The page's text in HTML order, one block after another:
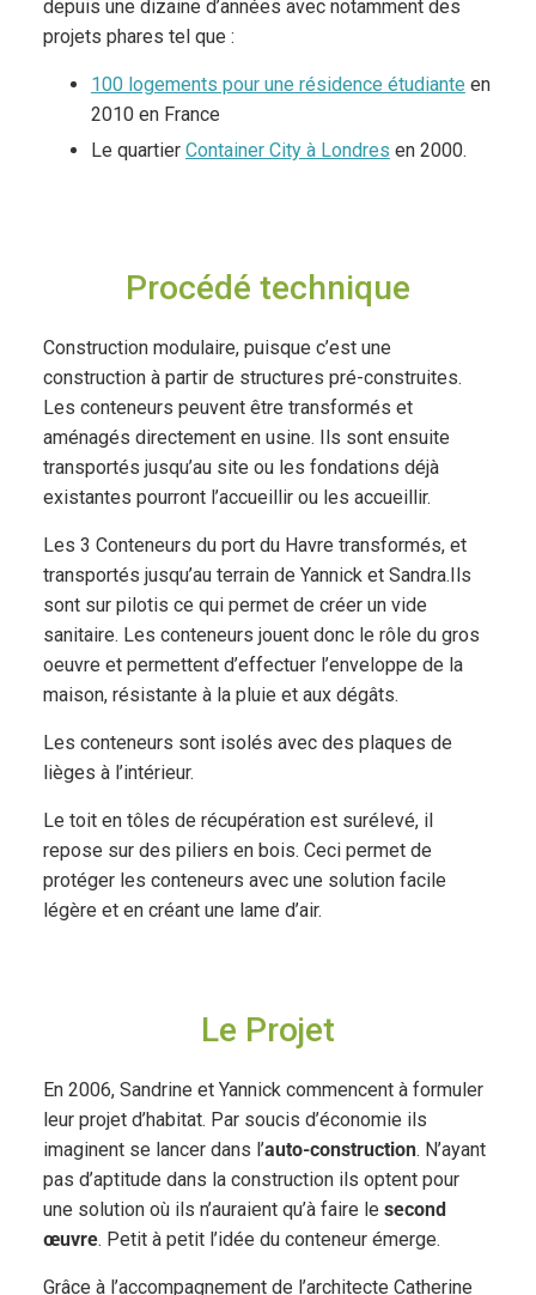
depuis une dizaine d’années avec notamment des
projets phares tel que :
100 logements pour une résidence étudiante en
2010 en France
Le quartier Container City à Londres en 2000.
Procédé technique
Construction modulaire, puisque c’est une
construction à partir de structures pré-construites.
Les conteneurs peuvent être transformés et
aménagés directement en usine. Ils sont ensuite
transportés jusqu’au site ou les fondations déjà
existantes pourront l’accueillir ou les accueillir.
Les 3 Conteneurs du port du Havre transformés, et
transportés jusqu’au terrain de Yannick et Sandra.Ils
sont sur pilotis ce qui permet de créer un vide
sanitaire. Les conteneurs jouent donc le rôle du gros
oeuvre et permettent d’effectuer l’enveloppe de la
maison, résistante à la pluie et aux dégâts.
Les conteneurs sont isolés avec des plaques de
lièges à l’intérieur.
Le toit en tôles de récupération est surélevé, il
repose sur des piliers en bois. Ceci permet de
protéger les conteneurs avec une solution facile
légère et en créant une lame d’air.
Le Projet
En 2006, Sandrine et Yannick commencent à formuler
leur projet d’habitat. Par soucis d’économie ils
imaginent se lancer dans l’auto-construction. N’ayant
pas d’aptitude dans la construction ils optent pour
une solution où ils n’auraient qu’à faire le second
œuvre. Petit à petit l’idée du conteneur émerge.
Grâce à l’accompagnement de l’architecte Catherine